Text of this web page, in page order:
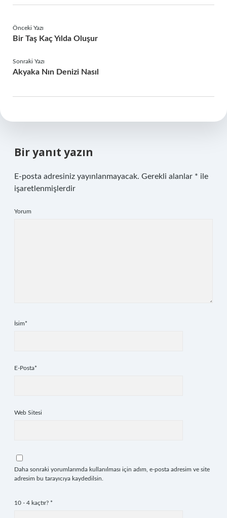
Önceki Yazı
Bir Taş Kaç Yılda Oluşur
Sonraki Yazı
Akyaka Nın Denizi Nasıl
Bir yanıt yazın
E-posta adresiniz yayınlanmayacak. Gerekli alanlar * ile
işaretlenmişlerdir
Yorum
İsim*
E-Posta*
Web Sitesi
Daha sonraki yorumlarımda kullanılması için adım, e-posta adresim ve site
adresim bu tarayıcıya kaydedilsin.
10 - 4 kaçtır? *